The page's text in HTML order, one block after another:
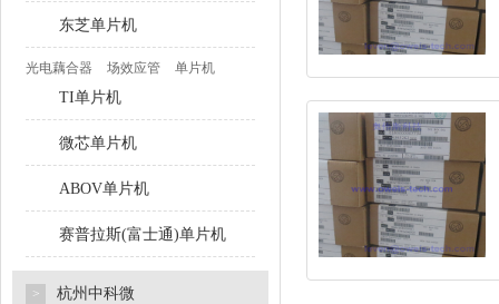
东芝单片机
光电藕合器 场效应管 单片机
TI单片机
微芯单片机
ABOV单片机
赛普拉斯(富士通)单片机
> 杭州中科微